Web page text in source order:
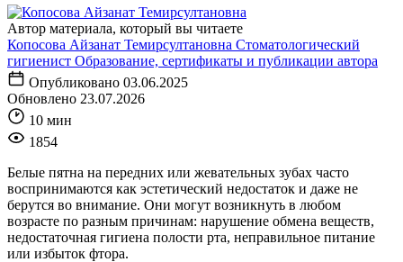
Автор материала, который вы читаете
Копосова Айзанат Темирсултановна Стоматологический
гигиенист Образование, сертификаты и публикации автора
Опубликовано 03.06.2025
Обновлено 23.07.2026
10 мин
1854
Белые пятна на передних или жевательных зубах часто
воспринимаются как эстетический недостаток и даже не
берутся во внимание. Они могут возникнуть в любом
возрасте по разным причинам: нарушение обмена веществ,
недостаточная гигиена полости рта, неправильное питание
или избыток фтора.